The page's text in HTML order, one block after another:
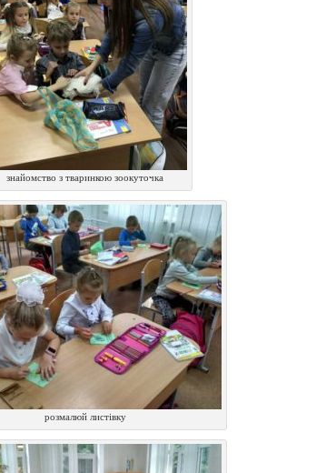
знайомство з тваринкою зоокуточка
розмалюй листiвку